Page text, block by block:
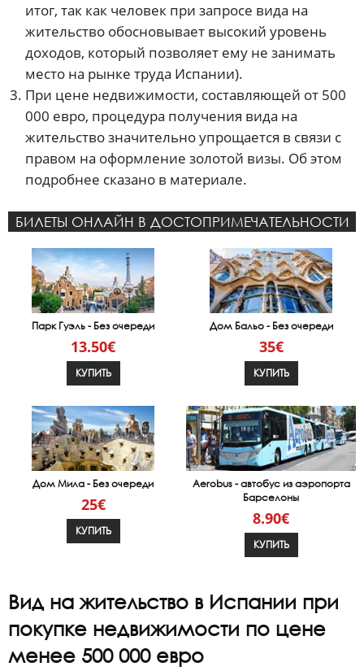
итог, так как человек при запросе вида на
жительство обосновывает высокий уровень
доходов, который позволяет ему не занимать
место на рынке труда Испании).
При цене недвижимости, составляющей от 500
000 евро, процедура получения вида на
жительство значительно упрощается в связи с
правом на оформление золотой визы. Об этом
подробнее сказано в материале.
БИЛЕТЫ ОНЛАЙН В ДОСТОПРИМЕЧАТЕЛЬНОСТИ
Парк Гуэль - Без очереди
13.50€
КУПИТЬ
Дом Бальо - Без очереди
35€
КУПИТЬ
Дом Мила - Без очереди
25€
КУПИТЬ
Aerobus - автобус из аэропорта
Барселоны
8.90€
КУПИТЬ
Вид на жительство в Испании при
покупке недвижимости по цене
менее 500 000 евро